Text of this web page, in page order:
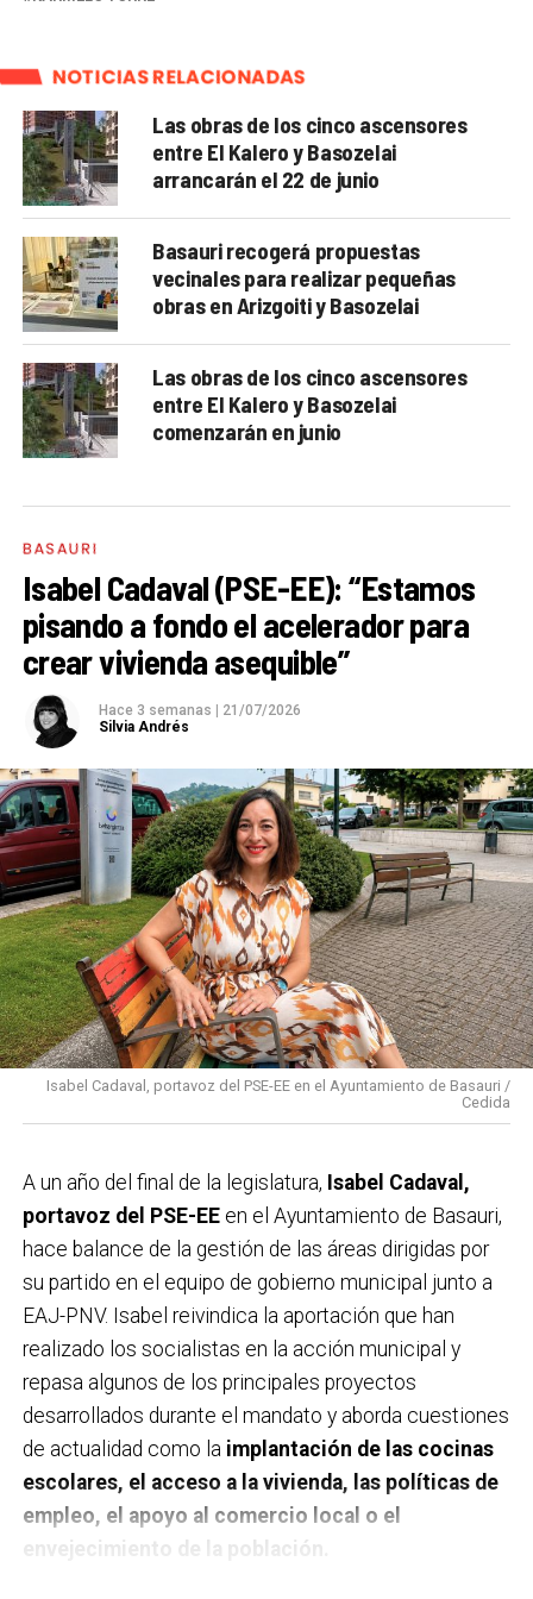
NOTICIAS RELACIONADAS
Las obras de los cinco ascensores
entre El Kalero y Basozelai
arrancarán el 22 de junio
Basauri recogerá propuestas
vecinales para realizar pequeñas
obras en Arizgoiti y Basozelai
Las obras de los cinco ascensores
entre El Kalero y Basozelai
comenzarán en junio
BASAURI
Isabel Cadaval (PSE-EE): “Estamos
pisando a fondo el acelerador para
crear vivienda asequible”
Hace 3 semanas
21/07/2026
Silvia Andrés
Isabel Cadaval, portavoz del PSE-EE en el Ayuntamiento de Basauri /
Cedida
A un año del final de la legislatura, Isabel Cadaval,
portavoz del PSE-EEen el Ayuntamiento de Basauri,
hace balance de la gestión de las áreas dirigidas por
su partido en el equipo de gobierno municipal junto a
EAJ-PNV. Isabel reivindica la aportación que han
realizado los socialistas en la acción municipal y
repasa algunos de los principales proyectos
desarrollados durante el mandato y aborda cuestiones
de actualidad como la implantación de las cocinas
escolares, el acceso a la vivienda, las políticas de
empleo, el apoyo al comercio local o el
envejecimiento de la población.